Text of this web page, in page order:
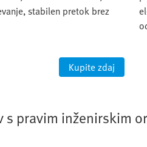
stabilen pretok brez
Kupite zdaj
s pravim inženirskim